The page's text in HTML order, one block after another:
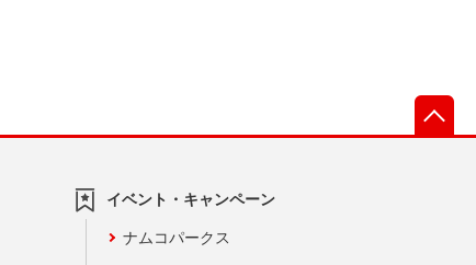
イベント・キャンペーン
ナムコパークス